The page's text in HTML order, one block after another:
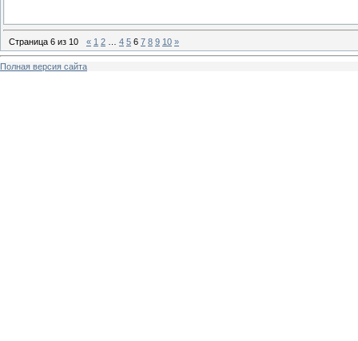
Страница 6 из 10 « 1 2 4 5 6 7 8 9 10 »
Полная версия сайта